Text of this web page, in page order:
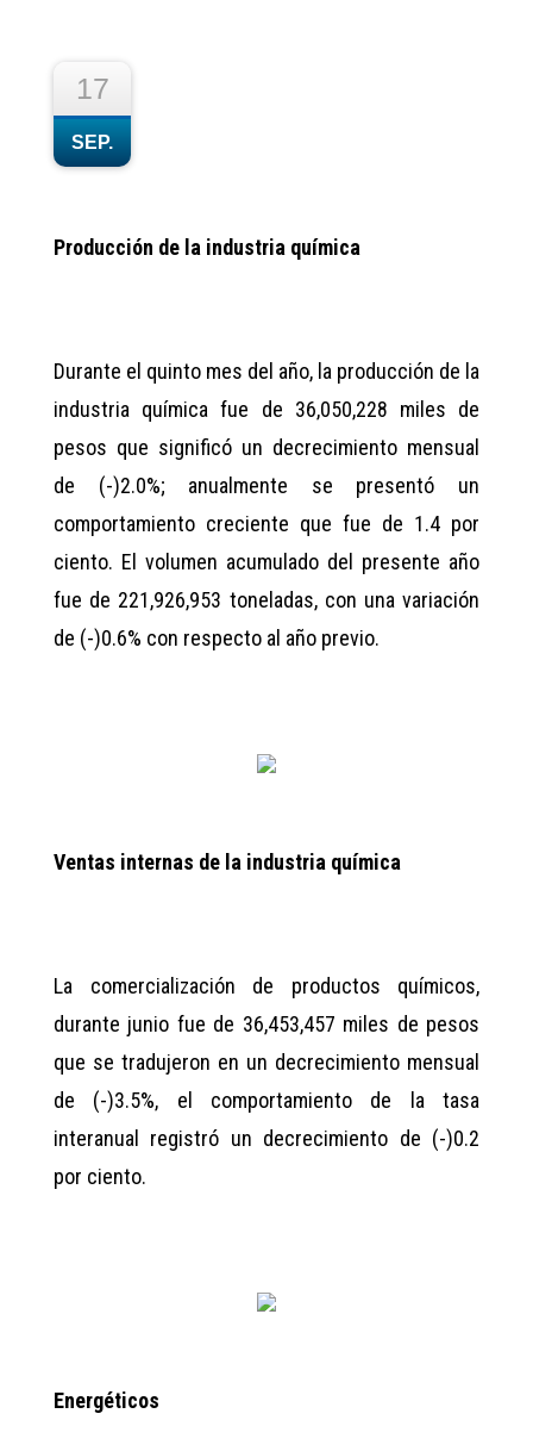
17
SEP.
Producción de la industria química
Durante el quinto mes del año, la producción de la
industria química fue de 36,050,228 miles de
pesos que significó un decrecimiento mensual
de (-)2.0%; anualmente se presentó un
comportamiento creciente que fue de 1.4 por
ciento. El volumen acumulado del presente año
fue de 221,926,953 toneladas, con una variación
de (-)0.6% con respecto al año previo.
Ventas internas de la industria química
La comercialización de productos químicos,
durante junio fue de 36,453,457 miles de pesos
que se tradujeron en un decrecimiento mensual
de (-)3.5%, el comportamiento de la tasa
interanual registró un decrecimiento de (-)0.2
por ciento.
Energéticos